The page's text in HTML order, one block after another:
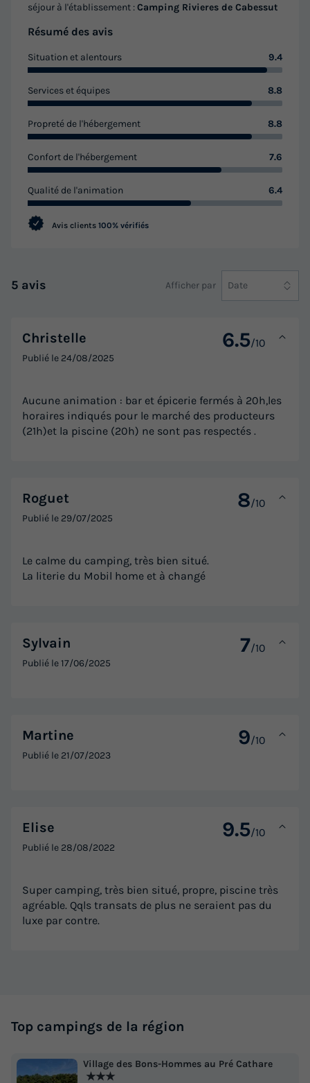
séjour à l'établissement :Camping Rivieres de Cabessut
Résumé des avis
Situation et alentours 9.4
Services et équipes 8.8
Propreté de l'hébergement 8.8
Confort de l'hébergement 7.6
Qualité de l'animation 6.4
Avis clients 100% vérifiés
5 avis Afficher par Date
Christelle 6.5/10
Publié le 24/08/2025
Aucune animation : bar et épicerie fermés à 20h,les
horaires indiqués pour le marché des producteurs
(21h)et la piscine (20h) ne sont pas respectés .
Roguet 8/10
Publié le 29/07/2025
Le calme du camping, très bien situé.
La literie du Mobil home et à changé
Sylvain 7/10
Publié le17/06/2025
Martine 9/10
Publié le 21/07/2023
Elise 9.5/10
Publié le 28/08/2022
Super camping, très bien situé, propre, piscine très
agréable. Qqls transats de plus ne seraient pas du
luxe par contre.
Top campings de la région
Village des Bons-Hommes au Pré Cathare
★★★